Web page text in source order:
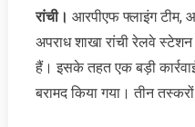
रांची। आरपीएफ फ्लाइंग टीम,
अपराध शाखा रांची रेलवे
हैं। इसके तहत एक बड़ी
बरामद किया गया। तीन